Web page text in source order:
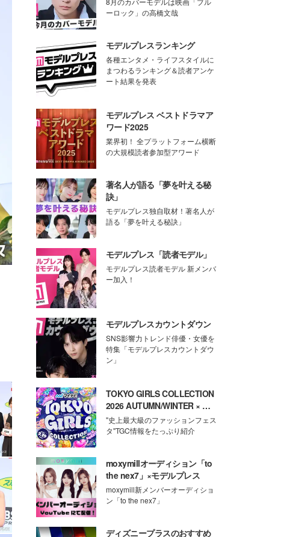
ーロック」の高橋文哉
モデルプレスランキング
各種エンタメ・ライフスタイルに
まつわるランキング＆読者アンケ
ート結果を発表
モデルプレス ベストドラマア
ワード2025
業界初！ 全プラットフォーム横断
の大規模読者参加型アワード
著名人が語る「夢を叶える秘
訣」
モデルプレス独自取材！著名人が
語る「夢を叶える秘訣」
モデルプレス「読者モデル」
モデルプレス読者モデル 新メンバ
ー加入！
モデルプレスカウントダウン
SNS影響力トレンド俳優・女優を
特集「モデルプレスカウントダウ
ン」
TOKYO GIRLS COLLECTION
2026 AUTUMN/WINTER × モ
デルプレス
"史上最大級のファッションフェス
タ"TGC情報をたっぷり紹介
moxymillオーディション「to
the nex7」×モデルプレス
moxymill新メンバーオーディショ
ン「to the nex7」
ディズニープラスのおすすめ